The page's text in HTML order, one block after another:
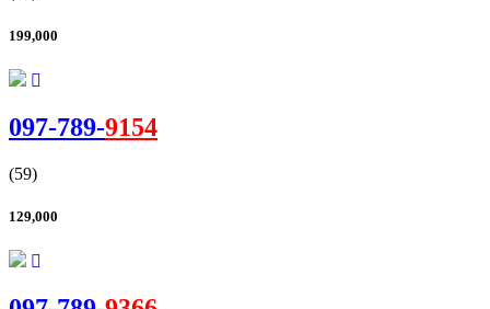
199,000
097-789-9154
(59)
129,000